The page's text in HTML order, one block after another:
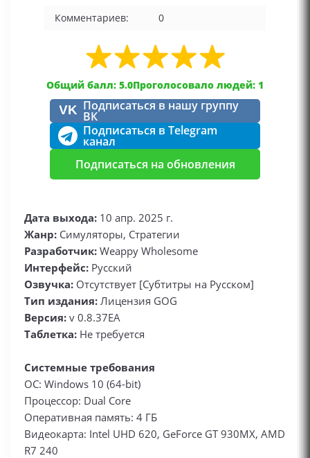
Комментариев:
0
Общий балл: 5.0Проголосовало людей: 1
VK Подписаться в нашу группу
ВК
Подписаться в Telegram
канал
Подписаться на обновления
Дата выхода: 10 апр. 2025 г.
Жанр: Симуляторы, Стратегии
Разработчик: Weappy Wholesome
Интерфейс: Русский
Озвучка: Отсутствует [Субтитры на Русском]
Тип издания: Лицензия GOG
Версия: v 0.8.37EA
Таблетка: Не требуется
Системные требования
ОС: Windows 10 (64-bit)
Процессор: Dual Core
Оперативная память: 4 ГБ
Видеокарта: Intel UHD 620, GeForce GT 930MX, AMD
R7 240